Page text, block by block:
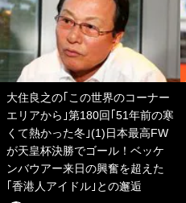
大住良之の｢この世界のコーナー
エリアから｣第180回｢51年前の寒
くて熱かった冬｣(1)日本最高FW
が天皇杯決勝でゴール！ベッケ
ンバウアー来日の興奮を超えた
｢香港人アイドル｣との邂逅